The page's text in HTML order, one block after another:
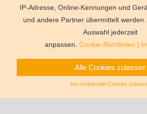
IP-Adresse, Online-Kennungen und
und andere Partner übermittelt
Auswahl jederzeit
anpassen. Cookie-Richtlinien |
Alle Cookies zulassen
Nur funktionale Cookies